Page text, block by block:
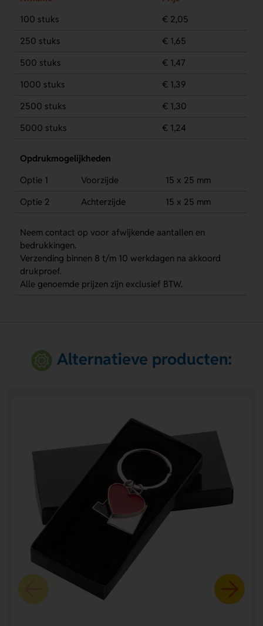
100 stuks
€ 2,05
250 stuks
€ 1,65
500 stuks
€ 1,47
1000 stuks
€ 1,39
2500 stuks
€ 1,30
5000 stuks
€ 1,24
Opdrukmogelijkheden
Optie 1
Voorzijde
15 x 25 mm
Optie 2
Achterzijde 15 x 25 mm
Neem contact op voor afwijkende aantallen en
bedrukkingen.
Verzending binnen 8 t/m 10 werkdagen na akkoord
drukproef.
Alle genoemde prijzen zijn exclusief BTW.
Alternatieve producten: